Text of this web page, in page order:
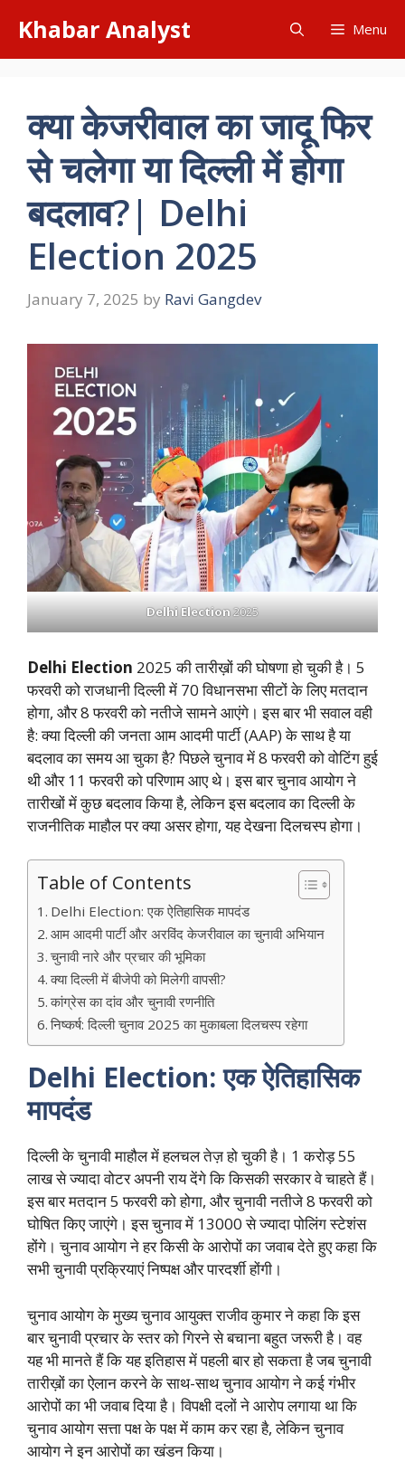
content
Khabar Analyst Menu
क्या केजरीवाल का जादू फिर
से चलेगा या दिल्ली में होगा
बदलाव?| Delhi
Election 2025
January 7, 2025 by Ravi Gangdev
Delhi Election2025
Delhi Election 2025 की तारीख़ों की घोषणा हो चुकी है। 5
फरवरी को राजधानी दिल्ली में 70 विधानसभा सीटों के लिए मतदान
होगा, और 8 फरवरी को नतीजे सामने आएंगे। इस बार भी सवाल वही
है: क्या दिल्ली की जनता आम आदमी पार्टी (AAP) के साथ है या
बदलाव का समय आ चुका है? पिछले चुनाव में 8 फरवरी को वोटिंग हुई
थी और 11 फरवरी को परिणाम आए थे। इस बार चुनाव आयोग ने
तारीखों में कुछ बदलाव किया है, लेकिन इस बदलाव का दिल्ली के
राजनीतिक माहौल पर क्या असर होगा, यह देखना दिलचस्प होगा।
Table of Contents
Delhi Election: एक ऐतिहासिक मापदंड
आम आदमी पार्टी और अरविंद केजरीवाल का चुनावी अभियान
चुनावी नारे और प्रचार की भूमिका
क्या दिल्ली में बीजेपी को मिलेगी वापसी?
कांग्रेस का दांव और चुनावी रणनीति
निष्कर्ष: दिल्ली चुनाव 2025 का मुकाबला दिलचस्प रहेगा
Delhi Election: एक ऐतिहासिक
मापदंड
दिल्ली के चुनावी माहौल में हलचल तेज़ हो चुकी है। 1 करोड़ 55
लाख से ज्यादा वोटर अपनी राय देंगे कि किसकी सरकार वे चाहते हैं।
इस बार मतदान 5 फरवरी को होगा, और चुनावी नतीजे 8 फरवरी को
घोषित किए जाएंगे। इस चुनाव में 13000 से ज्यादा पोलिंग स्टेशंस
होंगे। चुनाव आयोग ने हर किसी के आरोपों का जवाब देते हुए कहा कि
सभी चुनावी प्रक्रियाएं निष्पक्ष और पारदर्शी होंगी।
चुनाव आयोग के मुख्य चुनाव आयुक्त राजीव कुमार ने कहा कि इस
बार चुनावी प्रचार के स्तर को गिरने से बचाना बहुत जरूरी है। वह
यह भी मानते हैं कि यह इतिहास में पहली बार हो सकता है जब चुनावी
तारीख़ों का ऐलान करने के साथ-साथ चुनाव आयोग ने कई गंभीर
आरोपों का भी जवाब दिया है। विपक्षी दलों ने आरोप लगाया था कि
चुनाव आयोग सत्ता पक्ष के पक्ष में काम कर रहा है, लेकिन चुनाव
आयोग ने इन आरोपों का खंडन किया।